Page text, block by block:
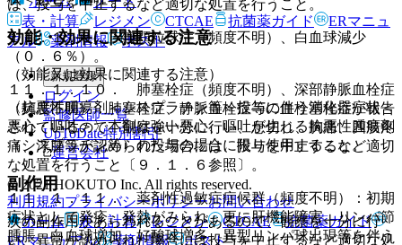
は、投与を中止するなど適切な処置を行うこと。
１１．１．９． 無顆粒球症（頻度不明）、白血球減少
（０．６％）。
１１．１．１０． 肺塞栓症（頻度不明）、深部静脈血栓症
（頻度不明）：肺塞栓症、静脈血栓症等の血栓塞栓症が報告
されているので、観察を十分に行い、息切れ、胸痛、四肢疼
痛、浮腫等が認められた場合には、投与を中止するなど適切
な処置を行うこと〔９．１．６参照〕。
１１．１．１１． 薬剤性過敏症症候群（頻度不明）：初期
症状として発疹、発熱がみられ、更に肝機能障害、リンパ節
腫脹、白血球増加、好酸球増多、異型リンパ球出現等を伴う
効能・効果に関連する注意
（効能又は効果に関連する注意）
〈抗悪性腫瘍剤＜シスプラチン等＞投与に伴う消化器症状＜
悪心・嘔吐＞〉本剤は強い悪心、嘔吐が生じる抗悪性腫瘍剤
（シスプラチン等）の投与の場合に限り使用すること。
副作用
次の副作用があらわれることがあるので、観察を十分に行
い、異常が認められた場合には投与を中止するなど適切な処
表・計算
レジメン CTCAE 抗菌薬ガイド
ERマニュ
アル
薬剤情報 ポスト
新規登録
ログイン
監修医師一覧
UpToDate特別割引
運営会社
© 2021 HOKUTO Inc. All rights reserved.
利用規約プライバシーポリシーお問い合わせ
ホーム
表・計算 レジメン CTCAE
抗菌薬ガイド
ERマニュアル
薬剤情報 ポスト